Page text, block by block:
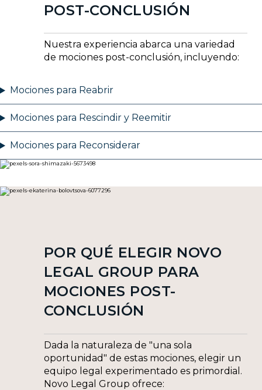
POST-CONCLUSIÓN
Nuestra experiencia abarca una variedad
de mociones post-conclusión, incluyendo:
Mociones para Reabrir
Mociones para Rescindir y Reemitir
Mociones para Reconsiderar
POR QUÉ ELEGIR NOVO
LEGAL GROUP PARA
MOCIONES POST-
CONCLUSIÓN
Dada la naturaleza de "una sola
oportunidad" de estas mociones, elegir un
equipo legal experimentado es primordial.
Novo Legal Group ofrece: